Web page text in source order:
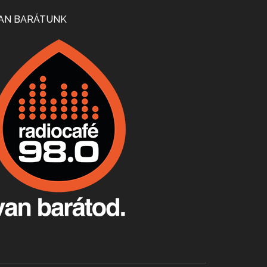
Apr 24, 2026 • 00:38:10
Villány, kékfrankos, Jackfall
Apr 17, 2026 • 00:35:38
Apr 9, 2026 • 00:37:17
BARÁTUNK